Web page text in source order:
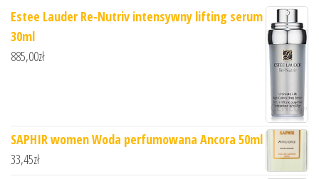
Estee Lauder Re-Nutriv intensywny lifting serum
30ml
885,00zł
SAPHIR women Woda perfumowana Ancora 50ml
33,45zł